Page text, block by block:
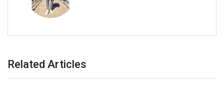
Related Articles